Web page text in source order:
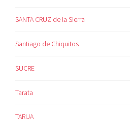
SANTA CRUZ de la Sierra
Santiago de Chiquitos
SUCRE
Tarata
TARIJA